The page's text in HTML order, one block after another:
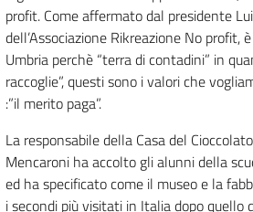
profit. Come affermato dal presidente
dell’Associazione Rikreazione No profit,
Umbria perchè “terra di contadini” in
raccoglie”, questi sono i valori che
:”il merito paga”.
La responsabile della Casa del
Mencaroni ha accolto gli alunni della
ed ha specificato come il museo e la
i secondi più visitati in Italia dopo quello